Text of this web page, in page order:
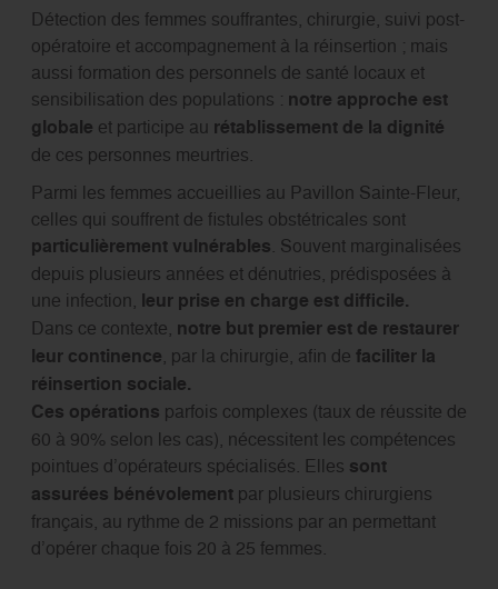
Détection des femmes souffrantes, chirurgie, suivi post-
opératoire et accompagnement à la réinsertion ; mais
aussi formation des personnels de santé locaux et
sensibilisation des populations : notre approche est
globale et participe au rétablissement de la dignité
de ces personnes meurtries.
Parmi les femmes accueillies au Pavillon Sainte-Fleur,
celles qui souffrent de fistules obstétricales sont
particulièrement vulnérables. Souvent marginalisées
depuis plusieurs années et dénutries, prédisposées à
une infection, leur prise en charge est difficile.
Dans ce contexte, notre but premier est de restaurer
leur continence, par la chirurgie, afin de faciliter la
réinsertion sociale.
Ces opérations parfois complexes (taux de réussite de
60 à 90% selon les cas), nécessitent les compétences
pointues d’opérateurs spécialisés. Elles sont
assurées bénévolementpar plusieurs chirurgiens
français, au rythme de 2 missions par an permettant
d’opérer chaque fois 20 à 25 femmes.